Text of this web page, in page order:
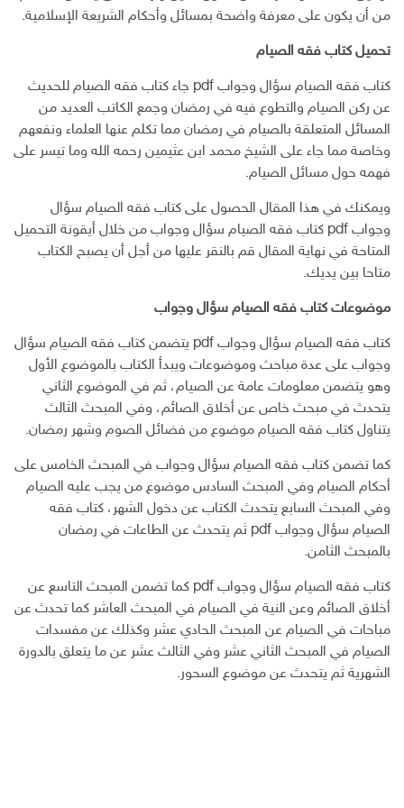
من أن يكون على معرفة واضحة بمسائل وأحكام الشريعة الإسلامية.
تحميل كتاب فقه الصيام
كتاب فقه الصيام سؤال وجواب pdf جاء كتاب فقه الصيام للحديث
عن ركن الصيام والتطوع فيه في رمضان وجمع الكاتب العديد من
المسائل المتعلقة بالصيام في رمضان مما تكلم عنها العلماء ونفعهم
وخاصة مما جاء على الشيخ محمد ابن عثيمين رحمه الله وما تيسر على
فهمه حول مسائل الصيام.
ويمكنك في هذا المقال الحصول على كتاب فقه الصيام سؤال
وجواب pdf كتاب فقه الصيام سؤال وجواب من خلال أيقونة التحميل
المتاحة في نهاية المقال قم بالنقر عليها من أجل أن يصبح الكتاب
متاحا بين يديك.
موضوعات كتاب فقه الصيام سؤال وجواب
كتاب فقه الصيام سؤال وجواب pdf يتضمن كتاب فقه الصيام سؤال
وجواب على عدة مباحث وموضوعات ويبدأ الكتاب بالموضوع الأول
وهو يتضمن معلومات عامة عن الصيام، ثم في الموضوع الثاني
يتحدث في مبحث خاص عن أخلاق الصائم، وفي المبحث الثالث
يتناول كتاب فقه الصيام موضوع من فضائل الصوم وشهر رمضان.
كما تضمن كتاب فقه الصيام سؤال وجواب في المبحث الخامس على
أحكام الصيام وفي المبحث السادس موضوع من يجب عليه الصيام
وفي المبحث السابع يتحدث الكتاب عن دخول الشهر، كتاب فقه
الصيام سؤال وجواب pdf ثم يتحدث عن الطاعات في رمضان
بالمبحث الثامن.
كتاب فقه الصيام سؤال وجواب pdf كما تضمن المبحث التاسع عن
أخلاق الصائم وعن النية في الصيام في المبحث العاشر كما تحدث عن
مباحات في الصيام عن المبحث الحادي عشر وكذلك عن مفسدات
الصيام في المبحث الثاني عشر وفي الثالث عشر عن ما يتعلق بالدورة
الشهرية ثم يتحدث عن موضوع السحور.